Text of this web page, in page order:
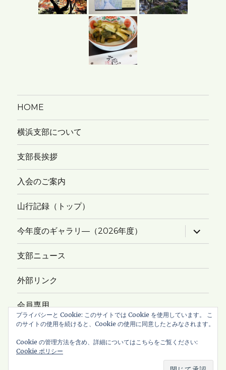
HOME
横浜支部について
支部長挨拶
入会のご案内
山行記録（トップ）
今年度のギャラリ―（2026年度）
サ
ブ
メ
ー
開
支部ニュース
外部リンク
会員専用
サイトマップ
新ハイキングクラブ・横浜支部All Rights
プライバシーと Cookie: このサイトでは Cookie を使用しています。 こ
のサイトの使用を続けると、Cookie の使用に同意したとみなされます。
Cookie の管理方法を含め、詳細についてはこちらをご覧ください:
Cookie ポリシー